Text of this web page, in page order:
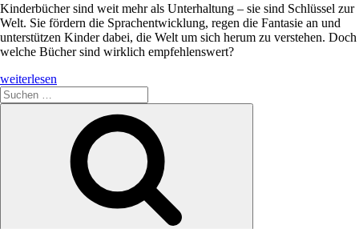
Kinderbücher sind weit mehr als Unterhaltung – sie sind Schlüssel zur
Welt. Sie fördern die Sprachentwicklung, regen die Fantasie an und
unterstützen Kinder dabei, die Welt um sich herum zu verstehen. Doch
welche Bücher sind wirklich empfehlenswert?
„Kinderbücher:
Warum
sie
weiterlesen
Suche
nach: